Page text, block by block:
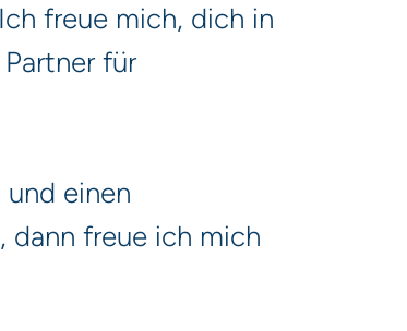
freue mich, dich in
für
einen
dann freue ich mich